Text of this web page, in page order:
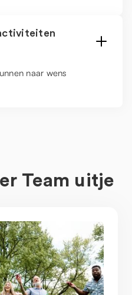
naar wens
Team uitje